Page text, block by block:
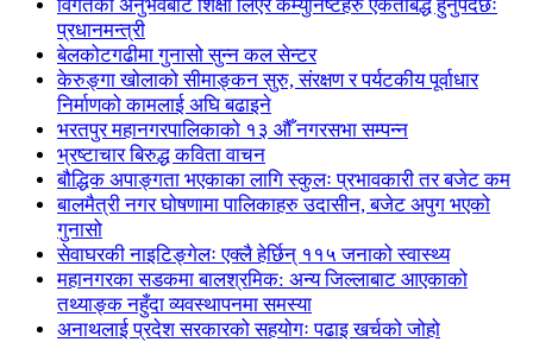
विगतका अनुभवबाट शिक्षा लिएर कम्युनिष्टहरु एकताबद्ध हुनुपर्दछः
प्रधानमन्त्री
बेलकोटगढीमा गुनासो सुन्न कल सेन्टर
केरुङ्गा खोलाको सीमाङ्कन सुरु, संरक्षण र पर्यटकीय पूर्वाधार
निर्माणको कामलाई अघि बढाइने
भरतपुर महानगरपालिकाको १३ औँ नगरसभा सम्पन्न
भ्रष्टाचार बिरुद्ध कविता वाचन
बौद्धिक अपाङ्गता भएकाका लागि स्कुलः प्रभावकारी तर बजेट कम
बालमैत्री नगर घोषणामा पालिकाहरु उदासीन, बजेट अपुग भएको
गुनासो
सेवाघरकी नाइटिङ्गेलः एक्लै हेर्छिन् ११५ जनाको स्वास्थ्य
महानगरका सडकमा बालश्रमिक: अन्य जिल्लाबाट आएकाको
तथ्याङ्क नहुँदा व्यवस्थापनमा समस्या
अनाथलाई प्रदेश सरकारको सहयोगः पढाइ खर्चको जोहो